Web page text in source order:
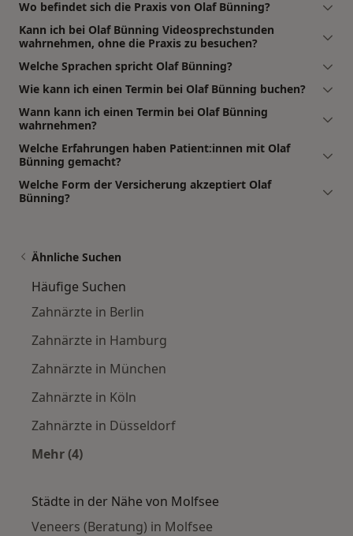
Wo befindet sich die Praxis von Olaf Bünning?
Kann ich bei Olaf Bünning Videosprechstunden
wahrnehmen, ohne die Praxis zu besuchen?
Welche Sprachen spricht Olaf Bünning?
Wie kann ich einen Termin bei Olaf Bünning buchen?
Wann kann ich einen Termin bei Olaf Bünning
wahrnehmen?
Welche Erfahrungen haben Patient:innen mit Olaf
Bünning gemacht?
Welche Form der Versicherung akzeptiert Olaf
Bünning?
Ähnliche Suchen
Häufige Suchen
Zahnärzte in Berlin
Zahnärzte in Hamburg
Zahnärzte in München
Zahnärzte in Köln
Zahnärzte in Düsseldorf
Mehr (4)
Städte in der Nähe von Molfsee
Veneers (Beratung) in Molfsee